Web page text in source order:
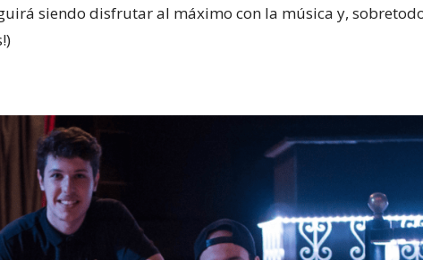
siendo disfrutar al máximo con la música y,